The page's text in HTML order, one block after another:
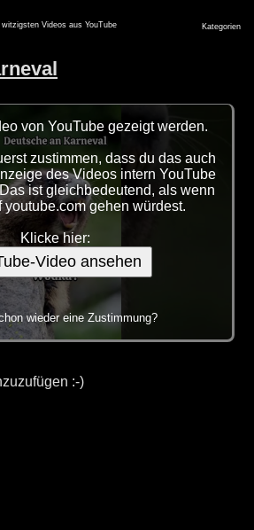
witzigsten Videos aus YouTube Kategorien
von YouTube gezeigt werden.
zustimmen, dass du das auch
des Videos intern YouTube
ist gleichbedeutend, als wenn
youtube.com gehen würdest.
Klicke hier:
Video ansehen
wieder eine Zustimmung?
:-)